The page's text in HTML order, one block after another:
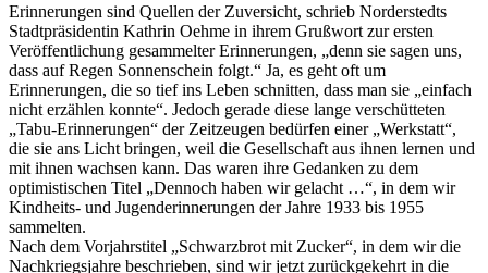
Erinnerungen sind Quellen der Zuversicht, schrieb Norderstedts
Stadtpräsidentin Kathrin Oehme in ihrem Grußwort zur ersten
Veröffentlichung gesammelter Erinnerungen,
denn sie sagen uns,
dass auf Regen Sonnenschein folgt.
Ja, es geht oft um
Erinnerungen, die so tief ins Leben schnitten, dass man sie
einfach
nicht erzählen konnte . Jedoch gerade diese lange verschütteten
Tabu-Erinnerungen
der Zeitzeugen bedürfen einer Werkstatt ,
die sie ans Licht bringen, weil die Gesellschaft aus ihnen lernen und
mit ihnen wachsen kann. Das waren ihre Gedanken zu dem
optimistischen Titel
Dennoch haben wir gelacht … , in dem wir
Kindheits- und Jugenderinnerungen der Jahre 1933 bis 1955
sammelten.
Nach dem Vorjahrstitel
Schwarzbrot mit Zucker , in dem wir die
Nachkriegsjahre beschrieben, sind wir jetzt zurückgekehrt in die